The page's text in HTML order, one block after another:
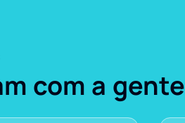
com a gente